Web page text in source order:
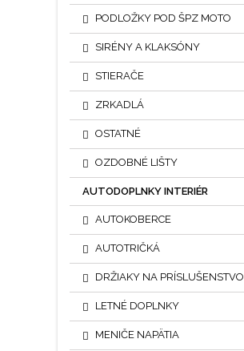
PODLOŽKY POD ŠPZ MOTO
SIRÉNY A KLAKSÓNY
STIERAČE
ZRKADLÁ
OSTATNÉ
OZDOBNÉ LIŠTY
AUTODOPLNKY INTERIÉR
AUTOKOBERCE
AUTOTRIČKÁ
DRŽIAKY NA PRÍSLUŠENSTVO
LETNÉ DOPLNKY
MENIČE NAPÄTIA